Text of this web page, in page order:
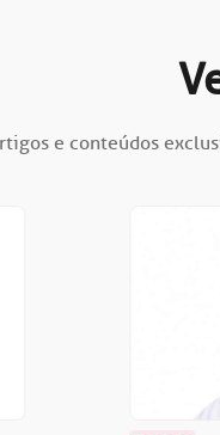
e conteúdos